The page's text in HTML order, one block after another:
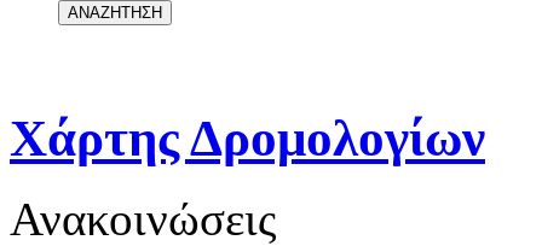
Χάρτης Δρομολογίων
Ανακοινώσεις